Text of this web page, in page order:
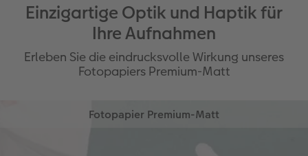
Einzigartige Optik und Haptik für
Ihre Aufnahmen
Erleben Sie die eindrucksvolle Wirkung unseres
Fotopapiers Premium-Matt